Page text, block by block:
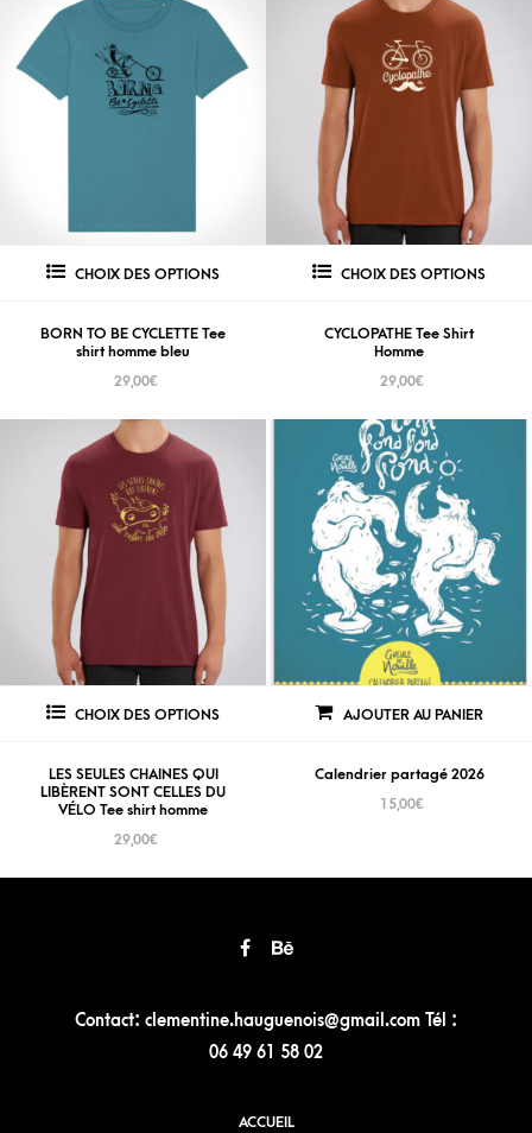
CHOIX DES OPTIONS
BORN TO BE CYCLETTE Tee
shirt homme bleu
29,00€
CHOIX DES OPTIONS
CYCLOPATHE Tee Shirt
Homme
29,00€
CHOIX DES OPTIONS
LES SEULES CHAINES QUI
LIBÈRENT SONT CELLES DU
VÉLO Tee shirt homme
29,00€
AJOUTER AU PANIER
Calendrier partagé 2026
15,00€
Contact: clementine.hauguenois@gmail.com Tél :
06 49 61 58 02
ACCUEIL